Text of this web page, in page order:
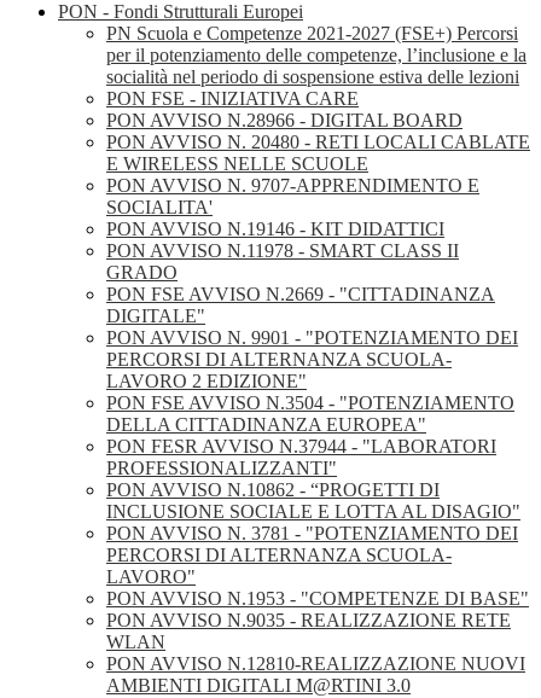
PON - Fondi Strutturali Europei
PN Scuola e Competenze 2021-2027 (FSE+) Percorsi
per il potenziamento delle competenze, l’inclusione e la
socialità nel periodo di sospensione estiva delle lezioni
PON FSE - INIZIATIVA CARE
PON AVVISO N.28966 - DIGITAL BOARD
PON AVVISO N. 20480 - RETI LOCALI CABLATE
E WIRELESS NELLE SCUOLE
PON AVVISO N. 9707-APPRENDIMENTO E
SOCIALITA'
PON AVVISO N.19146 - KIT DIDATTICI
PON AVVISO N.11978 - SMART CLASS II
GRADO
PON FSE AVVISO N.2669 - "CITTADINANZA
DIGITALE"
PON AVVISO N. 9901 - "POTENZIAMENTO DEI
PERCORSI DI ALTERNANZA SCUOLA-
LAVORO 2 EDIZIONE"
PON FSE AVVISO N.3504 - "POTENZIAMENTO
DELLA CITTADINANZA EUROPEA"
PON FESR AVVISO N.37944 - "LABORATORI
PROFESSIONALIZZANTI"
PON AVVISO N.10862 - “PROGETTI DI
INCLUSIONE SOCIALE E LOTTA AL DISAGIO"
PON AVVISO N. 3781 - "POTENZIAMENTO DEI
PERCORSI DI ALTERNANZA SCUOLA-
LAVORO"
PON AVVISO N.1953 - "COMPETENZE DI BASE"
PON AVVISO N.9035 - REALIZZAZIONE RETE
WLAN
PON AVVISO N.12810-REALIZZAZIONE NUOVI
AMBIENTI DIGITALI M@RTINI 3.0